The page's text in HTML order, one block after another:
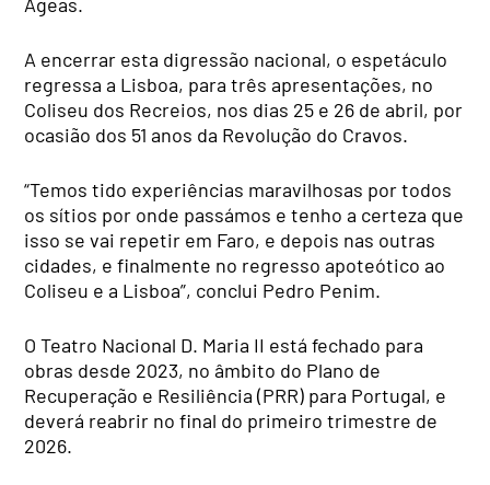
Ageas.
A encerrar esta digressão nacional, o espetáculo
regressa a Lisboa, para três apresentações, no
Coliseu dos Recreios, nos dias 25 e 26 de abril, por
ocasião dos 51 anos da Revolução do Cravos.
“Temos tido experiências maravilhosas por todos
os sítios por onde passámos e tenho a certeza que
isso se vai repetir em Faro, e depois nas outras
cidades, e finalmente no regresso apoteótico ao
Coliseu e a Lisboa”, conclui Pedro Penim.
O Teatro Nacional D. Maria II está fechado para
obras desde 2023, no âmbito do Plano de
Recuperação e Resiliência (PRR) para Portugal, e
deverá reabrir no final do primeiro trimestre de
2026.